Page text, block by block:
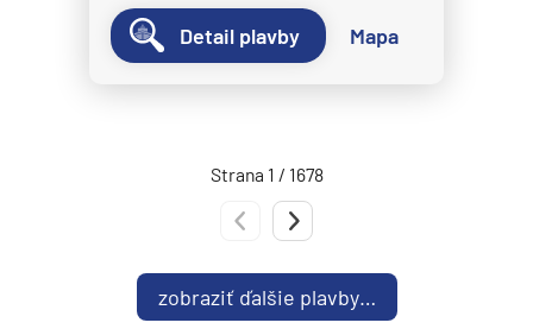
Norwegian Jewel
Norwegian Joy
Norwegian Prima
Norwegian Sky
Norwegian Spirit
Norwegian Star
Detail plavby Mapa
Strana 1 / 1678
Predchádzajúca strana
zobraziť ďalšie plavby…